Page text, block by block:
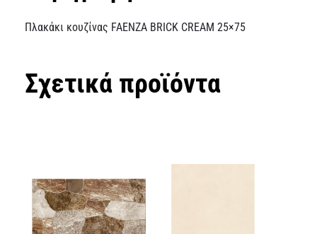
Πλακάκι κουζίνας FAENZA BRICK CREAM 25×75
Σχετικά προϊόντα